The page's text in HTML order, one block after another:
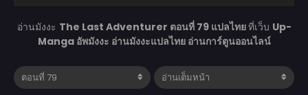
อ่านมังงะ The Last Adventurer ตอนที่ 79 แปลไทยที่เว็บ Up-
Manga อัพมังงะ อ่านมังงะแปลไทย อ่านการ์ตูนออนไลน์